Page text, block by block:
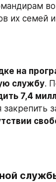
их семей
на
службу.
7,4